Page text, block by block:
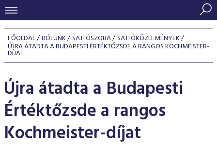
KERESKEDÉSI ADATOK
INDEXEK
Kötvényindexek
Jelzáloglevél indexek
Vállalati kötvény indexek
Kedvenc instrumentumok
Azonnali Piac
Részvények
Származékos piac
BEFEKTETŐK
Indexek
Részvény szekció
Hitelpapír szekció
Szabályozás
BÉT szabályzatok
Befektetővédelem
Alkalmazott díjstruktúra
Elszámolás
KIBOCSÁTÓK
Részvény és vállalati kötvény tőzsdei bevezetését
program
BÉT Xtend - Részvénypiac egyszerűen
TŐZSDETAGOK
Tőzsdetagok, üzletkötők
VENDOROK
FŐOLDAL RÓLUNK SAJTÓSZOBA SAJTÓKÖZLEMÉNYEK
ÚJRA ÁTADTA A BUDAPESTI ÉRTÉKTŐZSDE A RANGOS KOCHMEISTER-
DÍJAT
Újra átadta a Budapesti
Értéktőzsde a rangos
Kochmeister-díjat